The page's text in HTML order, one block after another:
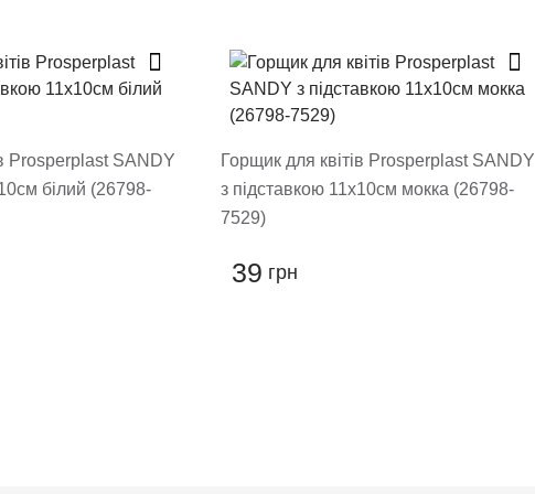
Prosperplast SANDY
білий (26798-
Горщик для квітів Prosperplast SANDY
з підставкою 11х10см мокка (26798-
7529)
39 грн